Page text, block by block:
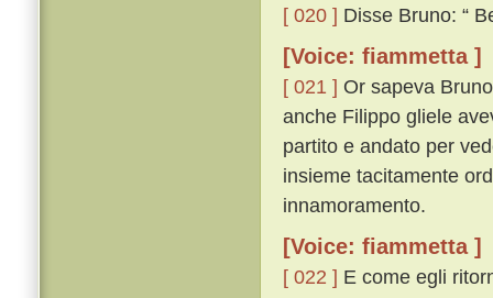
[ 020 ] Disse Bruno: “
[Voice: fiammetta ]
[ 021 ] Or sapeva
anche Filippo gliele
partito e andato per
insieme tacitamente
innamoramento.
[Voice: fiammetta ]
[ 022 ] E come egli